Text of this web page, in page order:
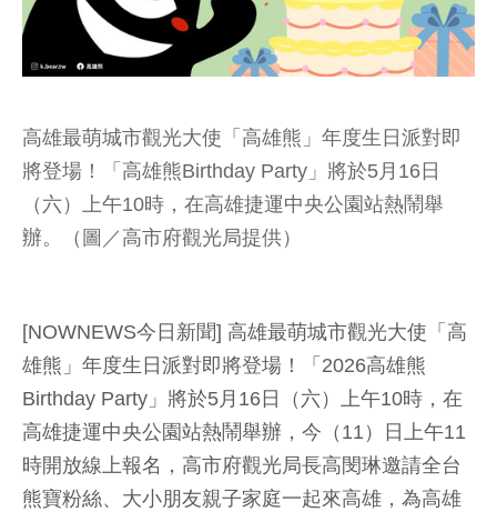
高雄最萌城市觀光大使「高雄熊」年度生日派對即
將登場！「高雄熊Birthday Party」將於5月16日
（六）上午10時，在高雄捷運中央公園站熱鬧舉
辦。（圖／高市府觀光局提供）
[NOWNEWS今日新聞] 高雄最萌城市觀光大使「高
雄熊」年度生日派對即將登場！「2026高雄熊
Birthday Party」將於5月16日（六）上午10時，在
高雄捷運中央公園站熱鬧舉辦，今（11）日上午11
時開放線上報名，高市府觀光局長高閔琳邀請全台
熊寶粉絲、大小朋友親子家庭一起來高雄，為高雄